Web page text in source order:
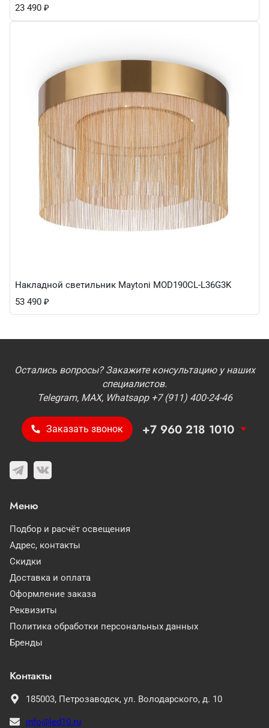
23 490 ₽
Накладной светильник Maytoni MOD190CL-L36G3K
53 490 ₽
Остались вопросы? Закажите консультацию у наших
специалистов.
Telegram, MAX, Whatsapp +7 (911) 400-24-46
Заказать звонок +7 960 218 1010
Меню
Подбор и расчёт освещения
Адрес, контакты
Скидки
Доставка и оплата
Оформление заказа
Реквизиты
Политика обработки персональных данных
Бренды
Контакты
185003, Петрозаводск, ул. Володарского, д. 10
info@led10.ru